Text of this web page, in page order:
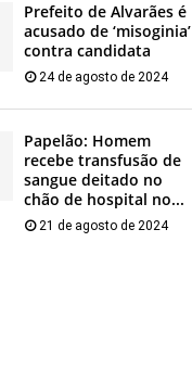
Prefeito de Alvarães é
acusado de ‘misoginia’
contra candidata
24 de agosto de 2024
Papelão: Homem
recebe transfusão de
sangue deitado no
chão de hospital no...
21 de agosto de 2024